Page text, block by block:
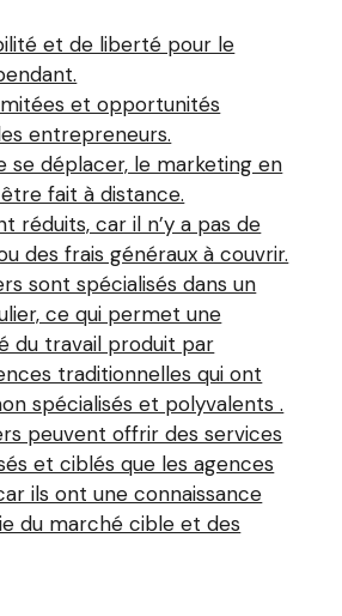
et de liberté pour le
et opportunités
entrepreneurs.
se déplacer, le marketing en
fait à distance.
réduits, car il n’y a pas de
des frais généraux à couvrir.
sont spécialisés dans un
ce qui permet une
du travail produit par
traditionnelles qui ont
spécialisés et polyvalents .
peuvent offrir des services
et ciblés que les agences
ils ont une connaissance
du marché cible et des